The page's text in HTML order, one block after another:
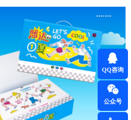
QQ咨询
公众号